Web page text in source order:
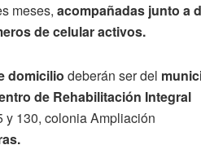
meses, acompañadas junto a
de celular activos.
domicilio deberán ser del
de Rehabilitación Integral
y 130, colonia Ampliación